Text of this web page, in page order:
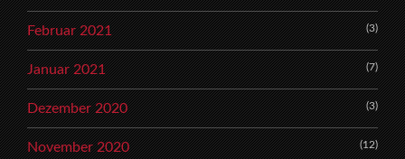
Februar 2021 (3)
Januar 2021 (7)
Dezember 2020 (3)
November 2020 (12)